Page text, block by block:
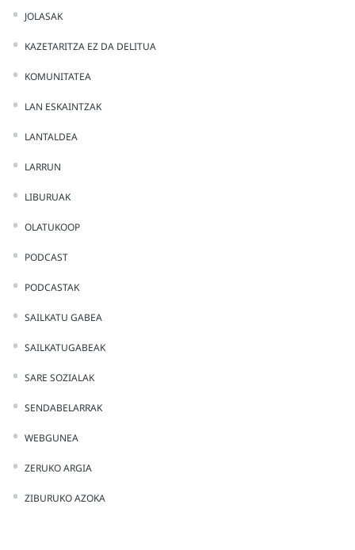
JOLASAK
KAZETARITZA EZ DA DELITUA
KOMUNITATEA
LAN ESKAINTZAK
LANTALDEA
LARRUN
LIBURUAK
OLATUKOOP
PODCAST
PODCASTAK
SAILKATU GABEA
SAILKATUGABEAK
SARE SOZIALAK
SENDABELARRAK
WEBGUNEA
ZERUKO ARGIA
ZIBURUKO AZOKA